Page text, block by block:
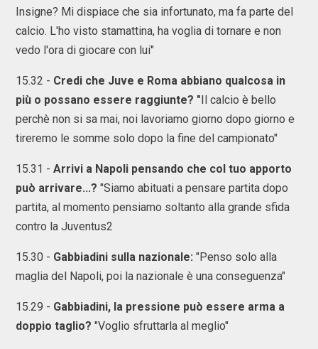
Insigne? Mi dispiace che sia infortunato, ma fa parte del
calcio. L'ho visto stamattina, ha voglia di tornare e non
vedo l'ora di giocare con lui"
15.32 - Credi che Juve e Roma abbiano qualcosa in
più o possano essere raggiunte? "Il calcio è bello
perchè non si sa mai, noi lavoriamo giorno dopo giorno e
tireremo le somme solo dopo la fine del campionato"
15.31 - Arrivi a Napoli pensando che col tuo apporto
può arrivare...? "Siamo abituati a pensare partita dopo
partita, al momento pensiamo soltanto alla grande sfida
contro la Juventus2
15.30 - Gabbiadini sulla nazionale: "Penso solo alla
maglia del Napoli, poi la nazionale è una conseguenza"
15.29 - Gabbiadini, la pressione può essere arma a
doppio taglio? "Voglio sfruttarla al meglio"